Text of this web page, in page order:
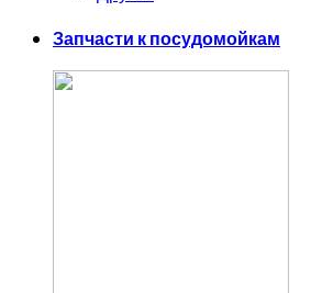
Запчасти к посудомойкам